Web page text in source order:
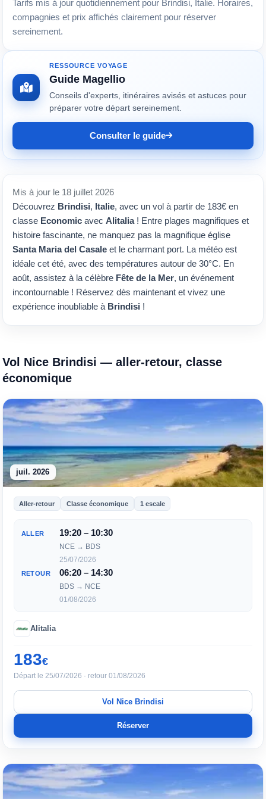
Tarifs mis à jour quotidiennement pour Brindisi, Italie. Horaires,
compagnies et prix affichés clairement pour réserver
sereinement.
RESSOURCE VOYAGE
Guide Magellio
Conseils d'experts, itinéraires avisés et astuces pour
préparer votre départ sereinement.
Consulter le guide
Mis à jour le 18 juillet 2026
Découvrez Brindisi, Italie, avec un vol à partir de 183€ en
classe Economic avec Alitalia! Entre plages magnifiques et
histoire fascinante, ne manquez pas la magnifique église
Santa Maria del Casale et le charmant port. La météo est
idéale cet été, avec des températures autour de 30°C. En
août, assistez à la célèbre Fête de la Mer, un événement
incontournable ! Réservez dès maintenant et vivez une
expérience inoubliable à Brindisi !
Vol Nice Brindisi — aller-retour, classe
économique
juil. 2026
Aller-retour Classe économique 1 escale
ALLER 19:20 – 10:30
NCE → BDS
25/07/2026
RETOUR 06:20 – 14:30
BDS → NCE
01/08/2026
Alitalia
183€
Départ le 25/07/2026 · retour 01/08/2026
Vol Nice Brindisi
Réserver